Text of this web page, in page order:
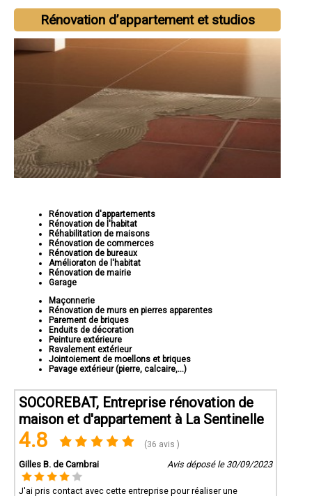
Sentinelletout corps d'état ?
Faites confiance à la société SOCOREBAT.
Rénovation d’appartement et studios
Rénovation d'appartements
Rénovation de l'habitat
Réhabilitation de maisons
Rénovation de commerces
Rénovation de bureaux
Amélioraton de l'habitat
Rénovation de mairie
Garage
Maçonnerie
Rénovation de murs en pierres apparentes
Parement de briques
Enduits de décoration
Peinture extérieure
Ravalement extérieur
Jointoiement de moellons et briques
Pavage extérieur (pierre, calcaire,...)
SOCOREBAT, Entreprise rénovation de
maison et d'appartement à La Sentinelle
4.8 (36 avis )
Gilles B. de Cambrai Avis déposé le 30/09/2023
J'ai pris contact avec cette entreprise pour réaliser une